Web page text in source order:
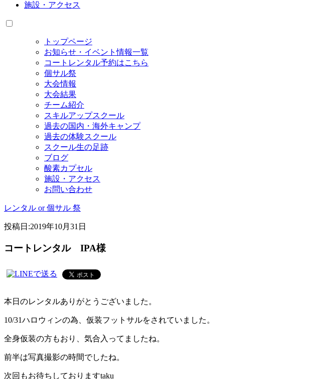
施設・アクセス
トップページ
お知らせ・イベント情報一覧
コートレンタル予約はこちら
個サル祭
大会情報
大会結果
チーム紹介
スキルアップスクール
過去の国内・海外キャンプ
過去の体験スクール
スクール生の足跡
ブログ
酸素カプセル
施設・アクセス
お問い合わせ
レンタル or 個サル 祭
投稿日:2019年10月31日
コートレンタル IPA様
本日のレンタルありがとうございました。
10/31ハロウィンの為、仮装フットサルをされていました。
全身仮装の方もおり、気合入ってましたね。
前半は写真撮影の時間でしたね。
次回もお待ちしておりますtaku